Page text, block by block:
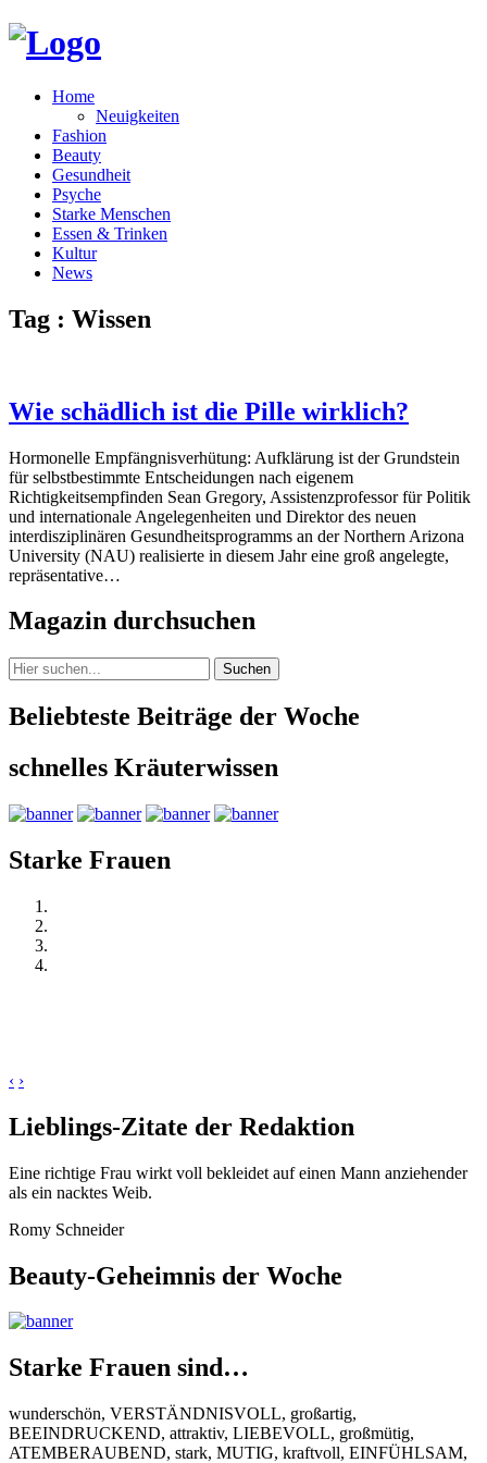
Home
Neuigkeiten
Fashion
Beauty
Gesundheit
Psyche
Starke Menschen
Essen & Trinken
Kultur
News
Tag : Wissen
Wie schädlich ist die Pille wirklich?
Hormonelle Empfängnisverhütung: Aufklärung ist der Grundstein
für selbstbestimmte Entscheidungen nach eigenem
Richtigkeitsempfinden Sean Gregory, Assistenzprofessor für Politik
und internationale Angelegenheiten und Direktor des neuen
interdisziplinären Gesundheitsprogramms an der Northern Arizona
University (NAU) realisierte in diesem Jahr eine groß angelegte,
repräsentative…
Magazin durchsuchen
Suchen
Beliebteste Beiträge der Woche
schnelles Kräuterwissen
Starke Frauen
‹ ›
Lieblings-Zitate der Redaktion
Eine richtige Frau wirkt voll bekleidet auf einen Mann anziehender
als ein nacktes Weib.
Romy Schneider
Beauty-Geheimnis der Woche
Starke Frauen sind…
wunderschön, VERSTÄNDNISVOLL, großartig,
BEEINDRUCKEND, attraktiv, LIEBEVOLL, großmütig,
ATEMBERAUBEND, stark, MUTIG, kraftvoll, EINFÜHLSAM,